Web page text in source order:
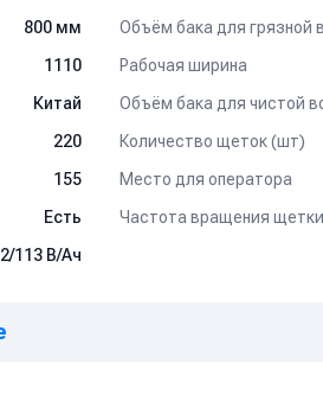
800 мм Объём бака для грязной
1110 Рабочая ширина
Китай Объём бака для чистой
220 Количество щеток (шт)
155 Место для оператора
Есть Частота вращения
113 В/Ач